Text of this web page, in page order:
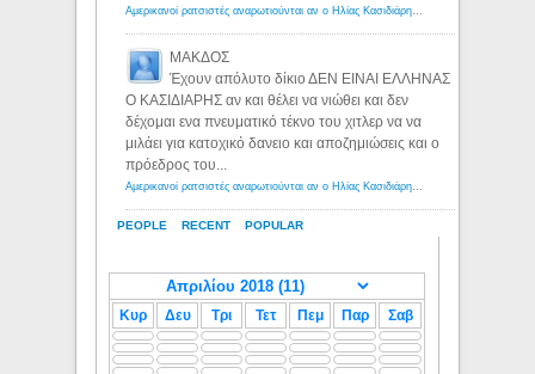
PEOPLE RECENT POPULAR
Αμερικανοί ρατσιστές αναρωτιούνται αν ο Ηλίας Κασιδιάρης ανήκει στη λευκή φυλή... - Λόγιος Ερμής
ΜΑΚΔΟΣ
Έχουν απόλυτο δίκιο ΔΕΝ ΕΙΝΑΙ ΕΛΛΗΝΑΣ
Ο ΚΑΣΙΔΙΑΡΗΣ αν και θέλει να νιώθει και δεν
δέχομαι ενα πνευματικό τέκνο του χιτλερ να να
μιλάει για κατοχικό δανειο και αποζημιώσεις και ο
πρόεδρος του...
Αμερικανοί ρατσιστές αναρωτιούνται αν ο Ηλίας Κασιδιάρης ανήκει στη λευκή φυλή... - Λόγιος Ερμής
Κυρ Δευ Τρι Τετ Πεμ Παρ Σαβ